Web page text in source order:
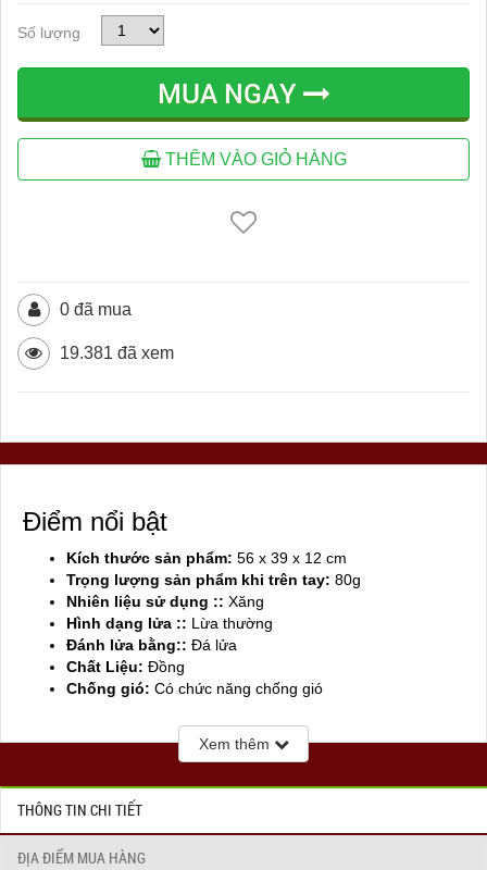
Số lượng
MUA NGAY
THÊM VÀO GIỎ HÀNG
0 đã mua
19.381 đã xem
Điểm nổi bật
Kích thước sản phẩm: 56 x 39 x 12 cm
Trọng lượng sản phẩm khi trên tay: 80g
Nhiên liệu sử dụng :: Xăng
Hình dạng lửa :: Lừa thường
Đánh lửa bằng:: Đá lửa
Chất Liệu: Đồng
Chống gió: Có chức năng chống gió
Xem thêm
THÔNG TIN CHI TIẾT
ĐỊA ĐIỂM MUA HÀNG